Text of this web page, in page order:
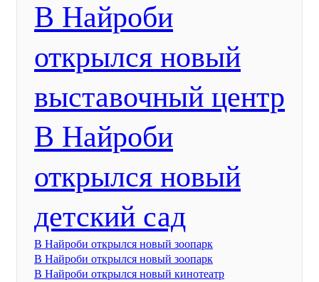
В Найроби
открылся новый
выставочный центр
В Найроби
открылся новый
детский сад
В Найроби открылся новый зоопарк
В Найроби открылся новый зоопарк
В Найроби открылся новый кинотеатр